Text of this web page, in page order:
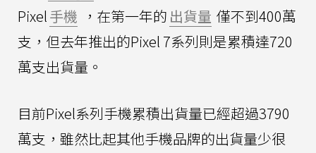
Pixel手機 ，在第一年的 出貨量 僅不到400萬
支，但去年推出的Pixel 7系列則是累積達720
萬支出貨量。
目前Pixel系列手機累積出貨量已經超過3790
萬支，雖然比起其他手機品牌的出貨量少很